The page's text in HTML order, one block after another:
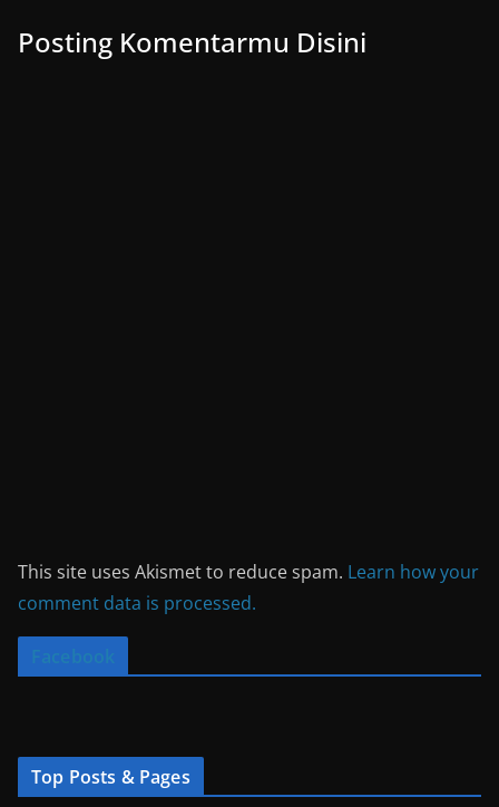
Posting Komentarmu Disini
This site uses Akismet to reduce spam. Learn how your
comment data is processed.
Facebook
Top Posts & Pages